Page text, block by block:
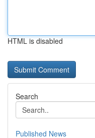
HTML is disabled
Search
Published News